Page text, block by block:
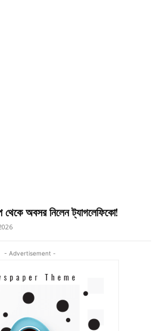
থেকে অবসর নিলেন ট্যাগলেফিকো!
- Advertisement -